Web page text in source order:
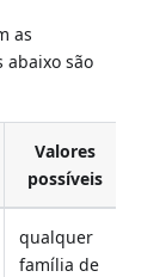
as
abaixo são
Valores
possíveis
qualquer
família de